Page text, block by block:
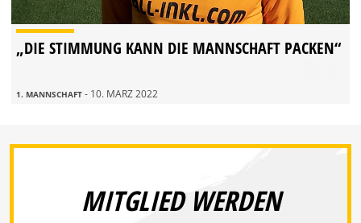
„DIE STIMMUNG KANN DIE MANNSCHAFT PACKEN“
1. MANNSCHAFT - 10. MÄRZ 2022
MITGLIED WERDEN